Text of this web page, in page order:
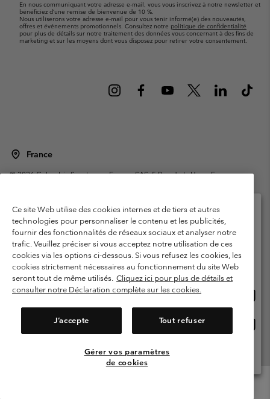
En nous communiquant votre adresse e-mail, vous vous inscrivez à notre newsletter et
bénéficiez d’une remise de bienvenue de 10 %.
Nous utiliserons votre adresse e-mail pour vous tenir informé(e) des nouveautés,
offres et événements promotionnels. Consultez notre politique de confidentialité
pour plus de détails sur notre traitement des données vous concernant à des fins de
marketing et sur les moyens dont vous disposez pour retirer votre consentement.
France
©2026Columbia Sportswear Europe SAS. 5 Rue de la Haye, Espace
Garanties Légales
Politique de confidentialité
Conditions d'utilisation - Membres
Conditions D'utilisation - Contenu généré par l'utilisateur
Impressum
Cookies
Public CBCR
Ce site Web utilise des cookies internes et de tiers et autres
technologies pour personnaliser le contenu et les publicités,
fournir des fonctionnalités de réseaux sociaux et analyser notre
trafic. Veuillez préciser si vous acceptez notre utilisation de ces
cookies via les options ci-dessous. Si vous refusez les cookies, les
cookies strictement nécessaires au fonctionnement du site Web
seront tout de même utilisés. Cliquez ici pour plus de détails et
consulter notre Déclaration complète sur les cookies.
J’accepte Tout refuser
Gérer vos paramètres
de cookies
Veuillez sélectionner votre pays d’expédition et
votre langue
Achats en ligne disponibles
United States
ligne
France
Voir Tous Les Pays